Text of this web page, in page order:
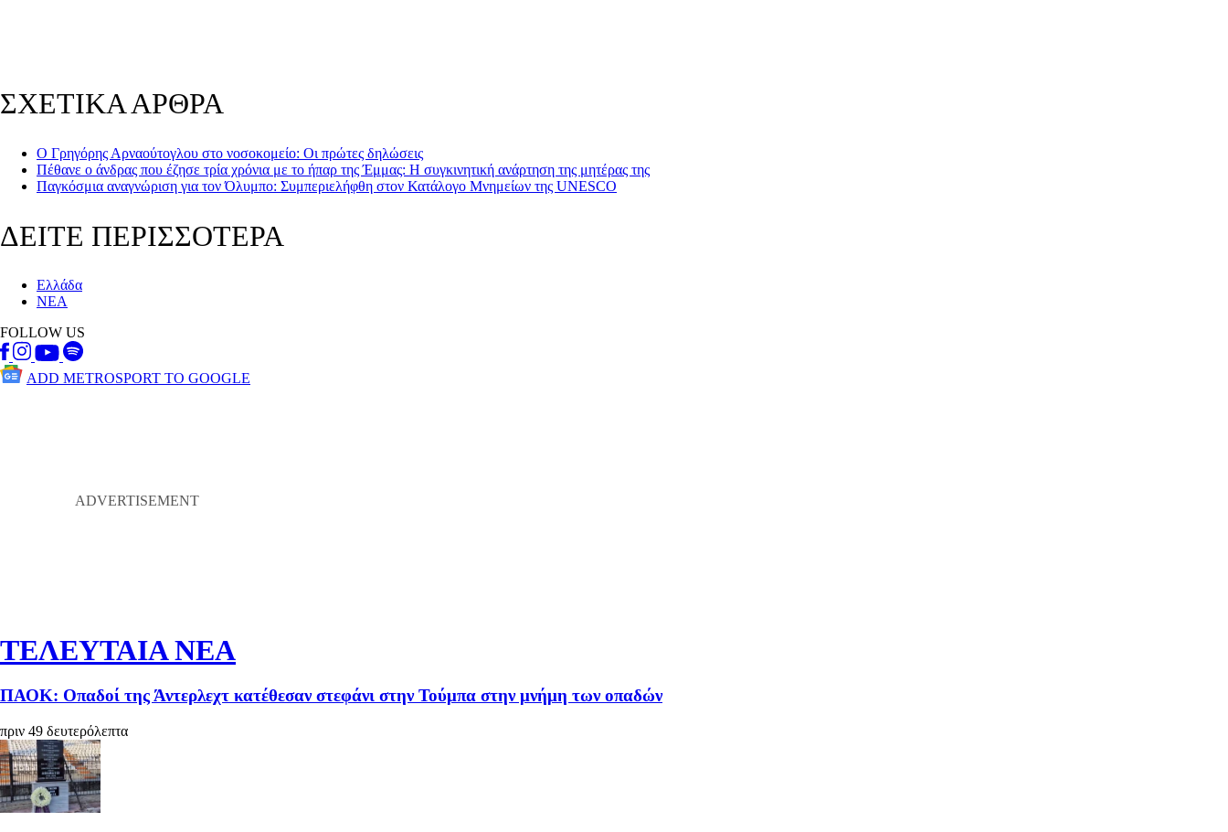
ΣΧΕΤΙΚΑ ΑΡΘΡΑ
Ο Γρηγόρης Αρναούτογλου στο νοσοκομείο: Οι πρώτες δηλώσεις
Πέθανε ο άνδρας που έζησε τρία χρόνια με το ήπαρ της Έμμας: Η συγκινητική ανάρτηση της μητέρας της
Παγκόσμια αναγνώριση για τον Όλυμπο: Συμπεριελήφθη στον Κατάλογο Μνημείων της UNESCO
ΔΕΙΤΕ ΠΕΡΙΣΣΟΤΕΡΑ
Ελλάδα
ΝΕΑ
FOLLOW US
ADD METROSPORT TO GOOGLE
ΤΕΛΕΥΤΑΙΑ ΝΕΑ
ΠΑΟΚ: Οπαδοί της Άντερλεχτ κατέθεσαν στεφάνι στην Τούμπα στην μνήμη των οπαδών
πριν 49 δευτερόλεπτα